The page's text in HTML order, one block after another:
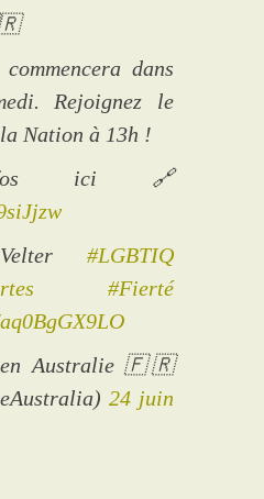
dans
Rejoignez le
Nation à 13h !
ici 🔗
#LGBTIQ
#Fierté
Australie 🇫🇷
24 juin